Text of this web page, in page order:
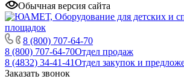
Обычная версия сайта
8 (800) 707-64-70
8 (800) 707-64-70Отдел продаж
8 (4832) 34-41-41Отдел закупок и
Заказать звонок